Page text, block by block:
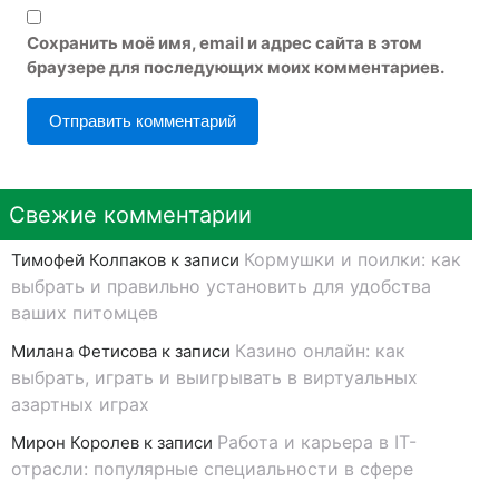
Сохранить моё имя, email и адрес сайта в этом
браузере для последующих моих комментариев.
Свежие комментарии
Тимофей Колпаков к записи Кормушки и поилки: как
выбрать и правильно установить для удобства
ваших питомцев
Милана Фетисова к записи Казино онлайн: как
выбрать, играть и выигрывать в виртуальных
азартных играх
Мирон Королев к записи Работа и карьера в IT-
отрасли: популярные специальности в сфере